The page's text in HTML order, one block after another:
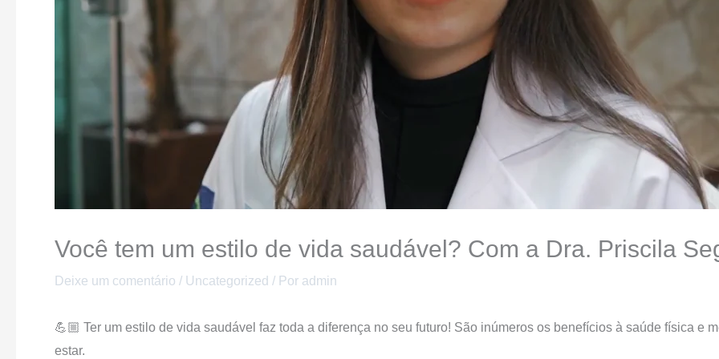
Você tem um estilo de vida saudável? Com a Dra. Priscila
Deixe um comentário / Uncategorized / Por admin
💪🏼 Ter um estilo de vida saudável faz toda a diferença no seu futuro! São inúmeros os benefícios à saúde física e
estar.